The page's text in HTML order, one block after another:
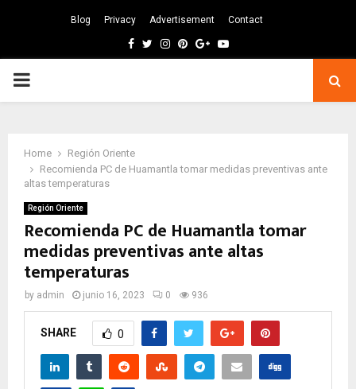
Blog Privacy Advertisement Contact
Facebook
TwitterInstagram
Pinterest
GoogleYoutube
PRIMARY
Home
Región Oriente
Recomienda PC de Huamantla tomar medidas preventivas ante
altas temperaturas
Región Oriente
Recomienda PC de Huamantla tomar
medidas preventivas ante altas
temperaturas
by admin junio 16, 2023 0 936
SHARE 0